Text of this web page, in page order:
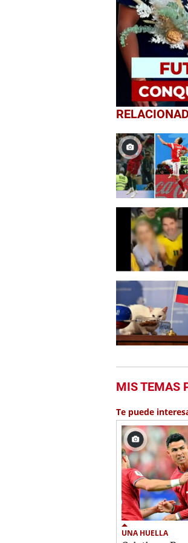
0
seconds
3
minutes,
31
secondsVolume
0%
MIS TEMAS
Te puede
UNA HUELLA